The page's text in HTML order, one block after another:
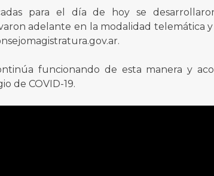
para el día de hoy se
adelante en la modalidad telemática
funcionando de esta manera y
de COVID-19.